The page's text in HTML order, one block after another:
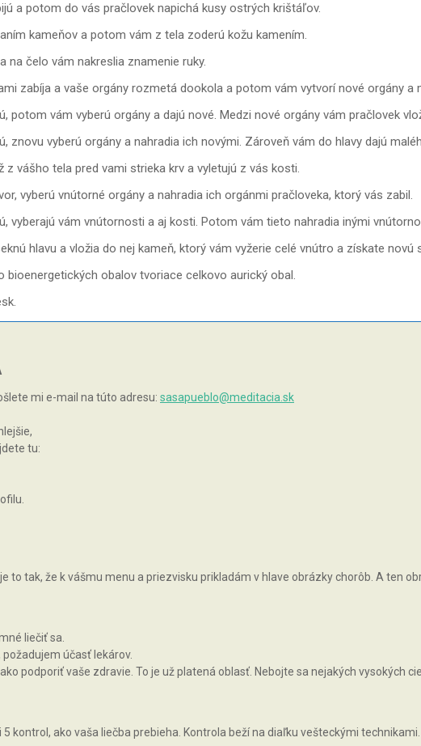
a potom do vás pračlovek napichá kusy ostrých krištáľov.
kameňov a potom vám z tela zoderú kožu kamením.
na čelo vám nakreslia znamenie ruky.
zabíja a vaše orgány rozmetá dookola a potom vám vytvorí nové orgány a
potom vám vyberú orgány a dajú nové. Medzi nové orgány vám pračlovek
znovu vyberú orgány a nahradia ich novými. Zároveň vám do hlavy dajú
vášho tela pred vami strieka krv a vyletujú z vás kosti.
vyberú vnútorné orgány a nahradia ich orgánmi pračloveka, ktorý vás zabil.
vyberajú vám vnútornosti a aj kosti. Potom vám tieto nahradia inými
hlavu a vložia do nej kameň, ktorý vám vyžerie celé vnútro a získate novú
obalov tvoriace celkovo aurický obal.
mi e-mail na túto adresu: sasapueblo@meditacia.sk
tu:
to tak, že k vášmu menu a priezvisku prikladám v hlave obrázky chorôb. A ten
liečiť sa.
účasť lekárov.
podporiť vaše zdravie. To je už platená oblasť. Nebojte sa nejakých vysokých
kontrol, ako vaša liečba prebieha. Kontrola beží na diaľku vešteckými technikami.